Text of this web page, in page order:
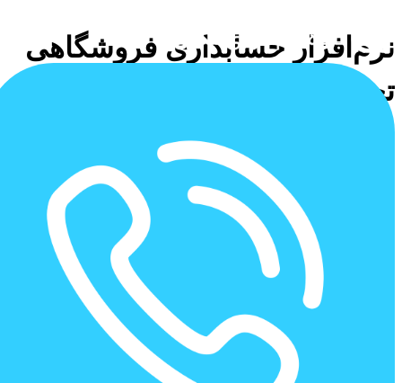
نرم‌افزار حسابداری فروشگاهی
تحت وب نیکان – کنترل هوشمند
فروش و موجودی
در دنیای رقابتی خرده‌فروشی،
مدیریت مالی، فروش و کنترل
نقش کلیدی در موفقیت کسب‌وکار شما دارد.
نرم‌افزار
حسابداری فروشگاهی تحت وب نیکان
یک راهکار جامع برای
مدیریت
هوشمند فرآیندهای فروش، انبارداری و امور مالی
است. با این
نرم‌افزار، می‌توانید فاکتورهای فروش را سریع و دقیق صادر کنید،
موجودی کالاها را به‌صورت لحظه‌ای کنترل کنید و گزارش‌های مالی
تحلیلی برای بهینه‌سازی کسب‌وکار خود دریافت کنید.